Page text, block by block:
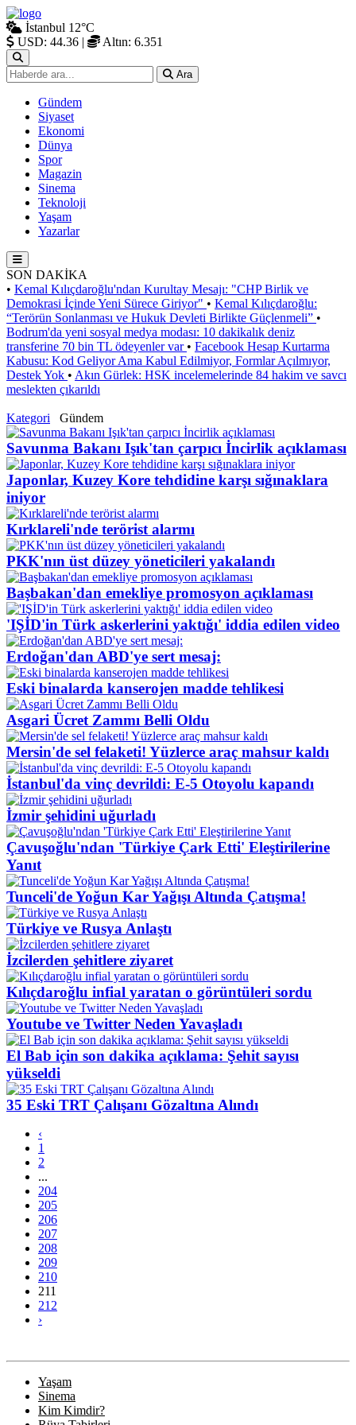
İstanbul 12°C
USD: 44.36 | Altın: 6.351
Ara
Gündem
Siyaset
Ekonomi
Dünya
Spor
Magazin
Sinema
Teknoloji
Yaşam
Yazarlar
SON DAKİKA
• Kemal Kılıçdaroğlu'ndan Kurultay Mesajı: "CHP Birlik ve
Demokrasi İçinde Yeni Sürece Giriyor" • Kemal Kılıçdaroğlu:
“Terörün Sonlanması ve Hukuk Devleti Birlikte Güçlenmeli” •
Bodrum'da yeni sosyal medya modası: 10 dakikalık deniz
transferine 70 bin TL ödeyenler var • Facebook Hesap Kurtarma
Kabusu: Kod Geliyor Ama Kabul Edilmiyor, Formlar Açılmıyor,
Destek Yok • Akın Gürlek: HSK incelemelerinde 84 hakim ve savcı
meslekten çıkarıldı
Kategori Gündem
Savunma Bakanı Işık'tan çarpıcı İncirlik açıklaması
Japonlar, Kuzey Kore tehdidine karşı sığınaklara
iniyor
Kırklareli'nde terörist alarmı
PKK'nın üst düzey yöneticileri yakalandı
Başbakan'dan emekliye promosyon açıklaması
'IŞİD'in Türk askerlerini yaktığı' iddia edilen video
Erdoğan'dan ABD'ye sert mesaj:
Eski binalarda kanserojen madde tehlikesi
Asgari Ücret Zammı Belli Oldu
Mersin'de sel felaketi! Yüzlerce araç mahsur kaldı
İstanbul'da vinç devrildi: E-5 Otoyolu kapandı
İzmir şehidini uğurladı
Çavuşoğlu'ndan 'Türkiye Çark Etti' Eleştirilerine
Yanıt
Tunceli'de Yoğun Kar Yağışı Altında Çatışma!
Türkiye ve Rusya Anlaştı
İzcilerden şehitlere ziyaret
Kılıçdaroğlu infial yaratan o görüntüleri sordu
Youtube ve Twitter Neden Yavaşladı
El Bab için son dakika açıklama: Şehit sayısı
yükseldi
35 Eski TRT Çalışanı Gözaltına Alındı
‹
1
2
...
204
205
206
207
208
209
210
211
212
›
Yaşam
Sinema
Kim Kimdir?